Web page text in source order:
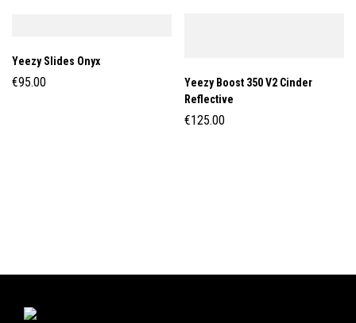
Yeezy Slides Onyx
€95.00
Yeezy Boost 350 V2 Cinder
Reflective
€125.00